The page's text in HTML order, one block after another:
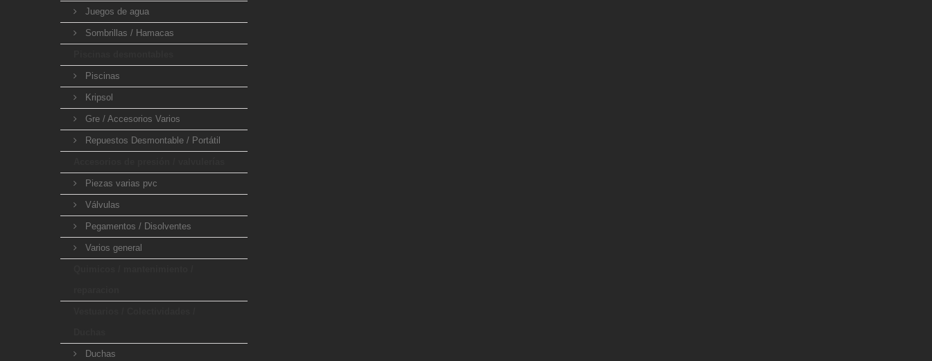
Juegos de agua
Sombrillas / Hamacas
Piscinas
Kripsol
Gre / Accesorios Varios
Repuestos Desmontable / Portátil
Piezas varias pvc
Válvulas
Pegamentos / Disolventes
Varios general
Duchas